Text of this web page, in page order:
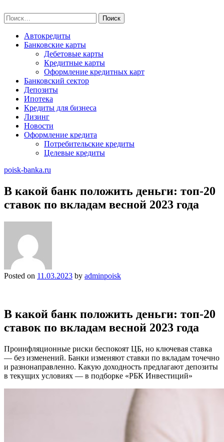
to
content
Найти:
Автокредиты
Банковские карты
Дебетовые карты
Кредитные карты
Оформление кредитных карт
Банковский сектор
Депозиты
Ипотека
Кредиты для бизнеса
Лизинг
Новости
Оформление кредита
Потребительские кредиты
Целевые кредиты
poisk-banka.ru
В какой банк положить деньги: топ-20
ставок по вкладам весной 2023 года
Posted on 11.03.2023 by adminpoisk
В какой банк положить деньги: топ-20
ставок по вкладам весной 2023 года
Проинфляционные риски беспокоят ЦБ, но ключевая ставка
— без изменений. Банки изменяют ставки по вкладам точечно
и разнонаправленно. Какую доходность предлагают депозиты
в текущих условиях — в подборке «РБК Инвестиций»